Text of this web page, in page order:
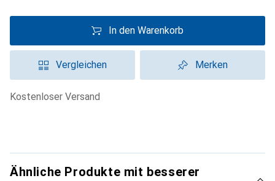
In den Warenkorb
Vergleichen Merken
kostenloser Versand
Ähnliche Produkte mit besserer